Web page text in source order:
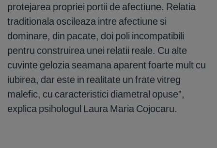
protejarea propriei portii de afectiune. Relatia
traditionala oscileaza intre afectiune si
dominare, din pacate, doi poli incompatibili
pentru construirea unei relatii reale. Cu alte
cuvinte gelozia seamana aparent foarte mult cu
iubirea, dar este in realitate un frate vitreg
malefic, cu caracteristici diametral opuse”,
explica psihologul Laura Maria Cojocaru.